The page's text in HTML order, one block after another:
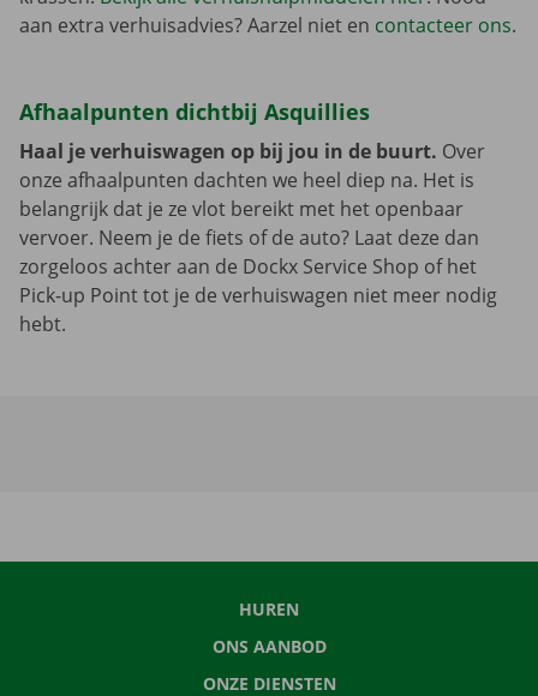
aan extra verhuisadvies? Aarzel niet en contacteer ons.
Afhaalpunten dichtbij Asquillies
Haal je verhuiswagen op bij jou in de buurt. Over
onze afhaalpunten dachten we heel diep na. Het is
belangrijk dat je ze vlot bereikt met het openbaar
vervoer. Neem je de fiets of de auto? Laat deze dan
zorgeloos achter aan de Dockx Service Shop of het
Pick-up Point tot je de verhuiswagen niet meer nodig
hebt.
HUREN
ONS AANBOD
ONZE DIENSTEN